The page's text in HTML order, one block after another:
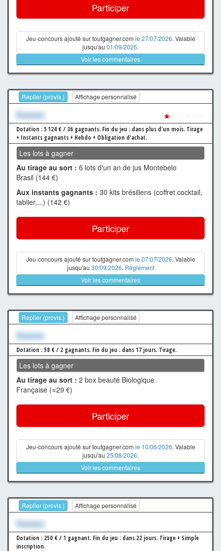
Participer
Jeu-concours ajouté sur toutgagner.com le 27/07/2026. Valable
jusqu'au 01/09/2026.
Voir les commentaires
Replier (provis.) Affichage personnalisé
Xxxxxxx ★
Dotation : 5 124 € / 36 gagnants. Fin du jeu : dans plus d'un mois. Tirage
+ Instants gagnants + Hebdo + Obligation d'achat.
Les lots à gagner
Au tirage au sort : 6 lots d'un an de jus Montebelo
Brasil (144 €)
Aux instants gagnants : 30 kits brésiliens (coffret cocktail,
tablier,...) (142 €)
Participer
Jeu-concours ajouté sur toutgagner.com le 07/07/2026. Valable
jusqu'au 30/09/2026. Règlement
Voir les commentaires
Replier (provis.) Affichage personnalisé
Xxxxxxx
Dotation : 58 € / 2 gagnants. Fin du jeu : dans 17 jours. Tirage.
Les lots à gagner
Au tirage au sort : 2 box beauté Biologique
Française (≈29 €)
Participer
Jeu-concours ajouté sur toutgagner.com le 10/06/2026. Valable
jusqu'au 25/08/2026.
Voir les commentaires
Replier (provis.) Affichage personnalisé
Xxxxxxx
Dotation : 250 € / 1 gagnant. Fin du jeu : dans 22 jours. Tirage + Simple
inscription.